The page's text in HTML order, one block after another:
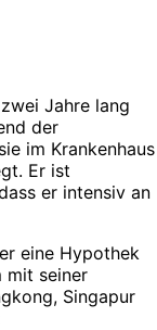
Jahre lang
der
im Krankenhaus
Er ist
er intensiv an
eine Hypothek
mit seiner
Singapur